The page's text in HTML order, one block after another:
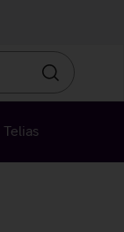
Otsin
Telias